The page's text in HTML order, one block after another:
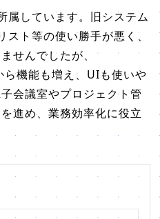
属しています。旧システム
ト等の使い勝手が悪く、
せんでしたが、
機能も増え、UIも使いや
会議室やプロジェクト管
進め、業務効率化に役立